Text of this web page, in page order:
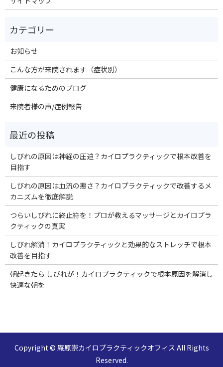
お知らせ
こんな方が来院されます（症状別）
健康になるためのブログ
来院者様の声/症例報告
しびれの原因は神経の圧迫？カイロプラクティックで根本改善を
目指す
しびれの原因は血流の悪さ？カイロプラクティックで改善するメ
カニズムを徹底解説
つらいしびれに終止符を！プロが教えるマッサージとカイロプラ
クティックの真実
しびれ解消！カイロプラクティックと効果的なストレッチで根本
改善を目指す
朝起きたら しびれが！カイロプラクティックで根本原因を解消し
快適な朝を
Copyright © 庵原崇カイロプラクティックオフィス All Rights
Reserved.